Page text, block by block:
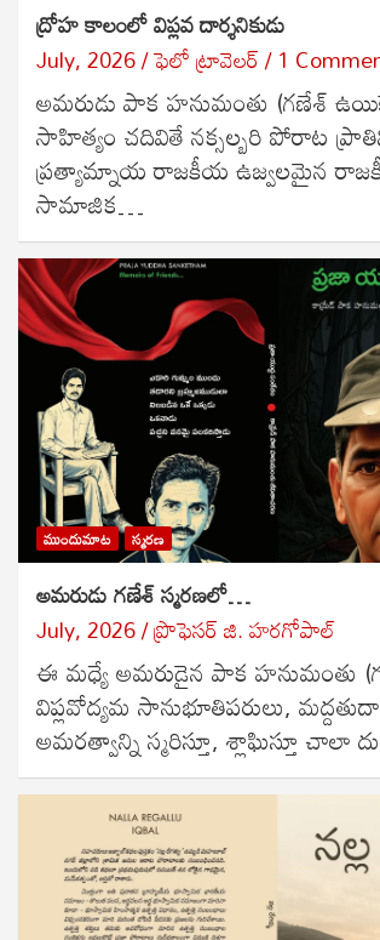
ద్రోహ కాలంలో విప్లవ దార్శనికుడు
July, 2026 ఫెలో ట్రావెలర్ 1
అమరుడు పాక హనుమంతు (గణేశ్
సాహిత్యం చదివితే నక్సల్బరి పోరాట
ప్రత్యామ్నాయ రాజకీయ ఉజ్వలమైన
సామాజిక…
ముందుమాట స్మరణ
అమరుడు గణేశ్ స్మరణలో…
July, 2026 ప్రొఫెసర్ జి. హరగోపాల్
ఈ మధ్యే అమరుడైన పాక హనుమంతు
విప్లవోద్యమ సానుభూతిపరులు,
అమరత్వాన్ని స్మరిస్తూ, శ్లాఘిస్తూ చాలా